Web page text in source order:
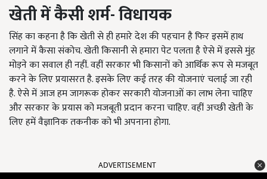
खेती में कैसी शर्म- विधायक
सिंह का कहना है कि खेती से ही हमारे देश की पहचान है फिर इसमें हाथ
लगाने में कैसा संकोच. खेती किसानी से हमारा पेट पलता है ऐसे में इससे मुंह
मोड़ने का सवाल ही नहीं. वहीं सरकार भी किसानों को आर्थिक रूप से मजबूत
करने के लिए प्रयासरत है. इसके लिए कई तरह की योजनाएं चलाई जा रही
है. ऐसे में आज हम जागरूक होकर सरकारी योजनाओं का लाभ लेना चाहिए
और सरकार के प्रयास को मजबूती प्रदान करना चाहिए. वहीं अच्छी खेती के
लिए हमें वैज्ञानिक तकनीक को भी अपनाना होगा.
ADVERTISEMENT